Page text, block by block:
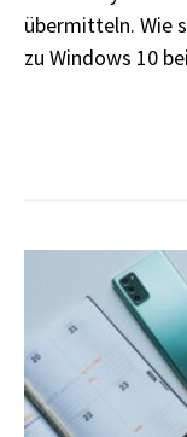
übermitteln. Wie
zu Windows 10